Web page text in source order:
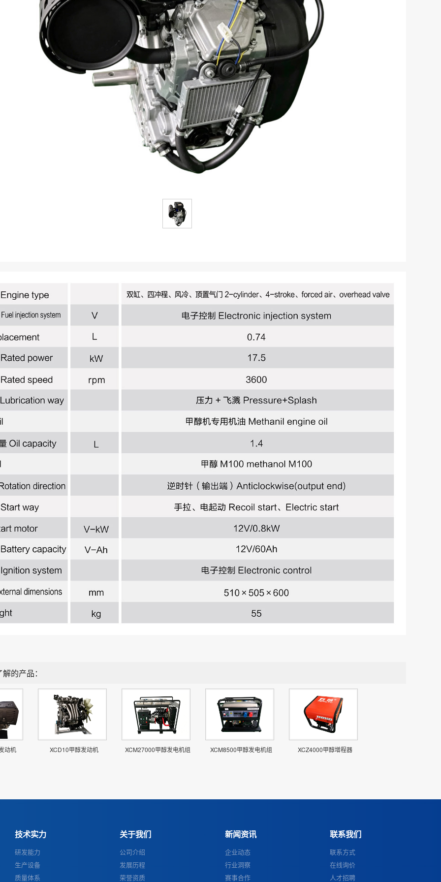
的产品：
动机 XCD10甲醇发动机 XCM27000甲醇发电机组 XCM8500甲醇发电机组 XCZ4000甲醇增程器
技术实力
研发能力
生产设备
质量体系
关于我们
公司介绍
发展历程
荣誉资质
新闻资讯
企业动态
行业洞察
赛事合作
联系我们
联系方式
在线询价
人才招聘